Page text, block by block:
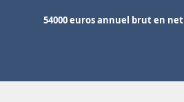
54000 euros annuel brut en net